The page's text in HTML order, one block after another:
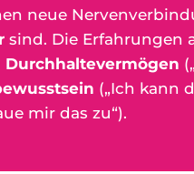
neue
sind. Die Erfahrungen
Durchhaltevermögen
(„Ich kann
mir das zu“).